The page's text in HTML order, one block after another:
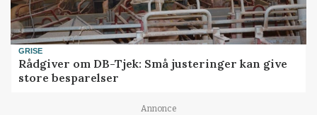
GRISE
Rådgiver om DB-Tjek: Små justeringer kan give
store besparelser
Annonce